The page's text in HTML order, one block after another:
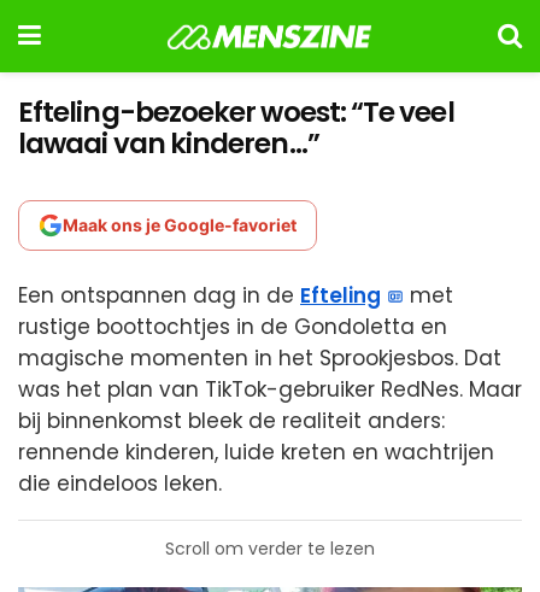
Efteling-bezoeker woest: “Te veel
lawaai van kinderen…”
Maak ons je Google-favoriet
Een ontspannen dag in de Efteling
met
rustige boottochtjes in de Gondoletta en
magische momenten in het Sprookjesbos. Dat
was het plan van TikTok-gebruiker RedNes. Maar
bij binnenkomst bleek de realiteit anders:
rennende kinderen, luide kreten en wachtrijen
die eindeloos leken.
Scroll om verder te lezen